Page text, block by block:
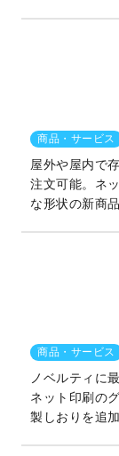
商品・サービス
屋外や屋内で
注文可能。ネ
な形状の新商
商品・サービス
ノベルティに
ネット印刷の
製しおりを追加